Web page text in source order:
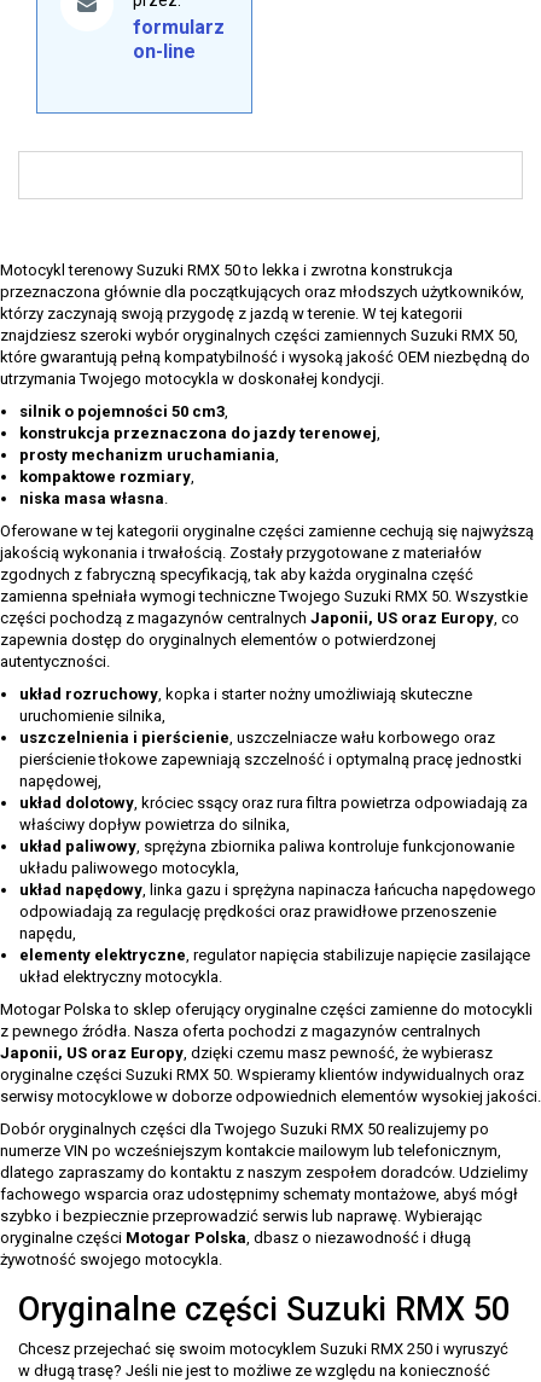
formularz
on-line
Motocykl terenowy Suzuki RMX 50 to lekka i zwrotna konstrukcja
przeznaczona głównie dla początkujących oraz młodszych użytkowników,
którzy zaczynają swoją przygodę z jazdą w terenie. W tej kategorii
znajdziesz szeroki wybór oryginalnych części zamiennych Suzuki RMX 50,
które gwarantują pełną kompatybilność i wysoką jakość OEM niezbędną do
utrzymania Twojego motocykla w doskonałej kondycji.
silnik o pojemności 50 cm3,
konstrukcja przeznaczona do jazdy terenowej,
prosty mechanizm uruchamiania,
kompaktowe rozmiary,
niska masa własna.
Oferowane w tej kategorii oryginalne części zamienne cechują się najwyższą
jakością wykonania i trwałością. Zostały przygotowane z materiałów
zgodnych z fabryczną specyfikacją, tak aby każda oryginalna część
zamienna spełniała wymogi techniczne Twojego Suzuki RMX 50. Wszystkie
części pochodzą z magazynów centralnych Japonii, US oraz Europy, co
zapewnia dostęp do oryginalnych elementów o potwierdzonej
autentyczności.
układ rozruchowy, kopka i starter nożny umożliwiają skuteczne
uruchomienie silnika,
uszczelnienia i pierścienie, uszczelniacze wału korbowego oraz
pierścienie tłokowe zapewniają szczelność i optymalną pracę jednostki
napędowej,
układ dolotowy, króciec ssący oraz rura filtra powietrza odpowiadają za
właściwy dopływ powietrza do silnika,
układ paliwowy, sprężyna zbiornika paliwa kontroluje funkcjonowanie
układu paliwowego motocykla,
układ napędowy, linka gazu i sprężyna napinacza łańcucha napędowego
odpowiadają za regulację prędkości oraz prawidłowe przenoszenie
napędu,
elementy elektryczne, regulator napięcia stabilizuje napięcie zasilające
układ elektryczny motocykla.
Motogar Polska to sklep oferujący oryginalne części zamienne do motocykli
z pewnego źródła. Nasza oferta pochodzi z magazynów centralnych
Japonii, US oraz Europy, dzięki czemu masz pewność, że wybierasz
oryginalne części Suzuki RMX 50. Wspieramy klientów indywidualnych oraz
serwisy motocyklowe w doborze odpowiednich elementów wysokiej jakości.
Dobór oryginalnych części dla Twojego Suzuki RMX 50 realizujemy po
numerze VIN po wcześniejszym kontakcie mailowym lub telefonicznym,
dlatego zapraszamy do kontaktu z naszym zespołem doradców. Udzielimy
fachowego wsparcia oraz udostępnimy schematy montażowe, abyś mógł
szybko i bezpiecznie przeprowadzić serwis lub naprawę. Wybierając
oryginalne części Motogar Polska, dbasz o niezawodność i długą
żywotność swojego motocykla.
Oryginalne części Suzuki RMX 50
Chcesz przejechać się swoim motocyklem Suzuki RMX 250 i wyruszyć
w długą trasę? Jeśli nie jest to możliwe ze względu na konieczność